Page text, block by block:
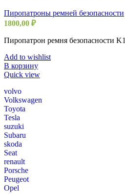
Пиропатроны ремней безопасности
1800,00 ₽
Пиропатрон ремня безопасности K1
Add to wishlist
В корзину
Quick view
volvo
Volkswagen
Toyota
Tesla
suzuki
Subaru
skoda
Seat
renault
Porsche
Peugeot
Opel